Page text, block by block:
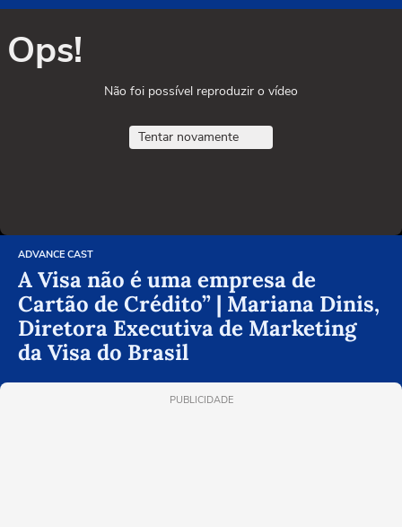
Ops!
Não foi possível reproduzir o vídeo
Tentar novamente
ADVANCE CAST
A Visa não é uma empresa de
Cartão de Crédito” | Mariana Dinis,
Diretora Executiva de Marketing
da Visa do Brasil
PUBLICIDADE